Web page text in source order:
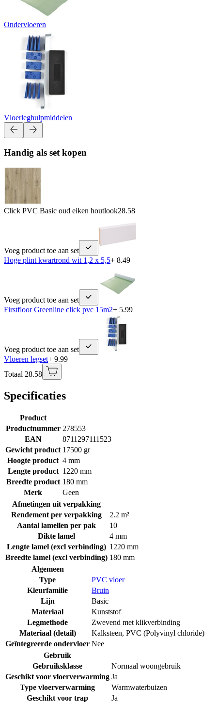
Ondervloeren
Vloerleghulpmiddelen
Handig als set kopen
Click PVC Basic oud eiken houtlook28.58
Voeg product toe aan set
Hoge plint kwartrond wit 1,2 x 5,5+ 8.49
Voeg product toe aan set
Firstfloor Greenline click pvc 15m2+ 5.99
Voeg product toe aan set
Vloeren legset+ 9.99
Totaal 28.58
Specificaties
Product
Productnummer 278553
EAN
8711297111523
Gewicht product 17500 gr
Hoogte product 4 mm
Lengte product 1220 mm
Breedte product 180 mm
Merk
Geen
Afmetingen uit verpakking
Rendement per verpakking
2.2 m²
Aantal lamellen per pak
10
Dikte lamel
4 mm
Lengte lamel (excl verbinding) 1220 mm
Breedte lamel (excl verbinding) 180 mm
Algemeen
Type
PVC vloer
Kleurfamilie
Bruin
Lijn
Basic
Materiaal
Kunststof
Legmethode
Zwevend met klikverbinding
Materiaal (detail)
Kalksteen, PVC (Polyvinyl chloride)
Geïntegreerde ondervloer Nee
Gebruik
Gebruiksklasse
Normaal woongebruik
Geschikt voor vloerverwarming Ja
Type vloerverwarming
Warmwaterbuizen
Geschikt voor trap
Ja